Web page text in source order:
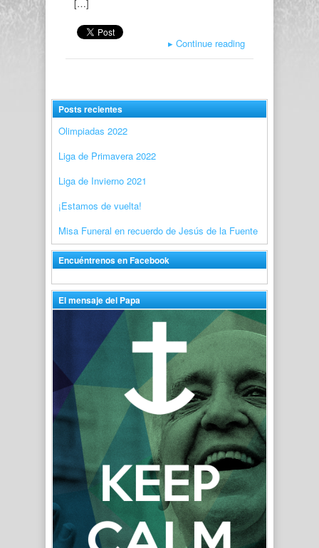
[…]
▸ Continue reading
Posts recientes
Olimpiadas 2022
Liga de Primavera 2022
Liga de Invierno 2021
¡Estamos de vuelta!
Misa Funeral en recuerdo de Jesús de la Fuente
Encuéntrenos en Facebook
El mensaje del Papa